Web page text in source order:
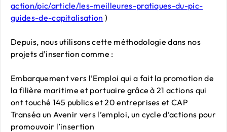
action/pic/article/les-meilleures-pratiques-du-pic-
guides-de-capitalisation )
Depuis, nous utilisons cette méthodologie dans nos
projets d’insertion comme :
Embarquement vers l’Emploi qui a fait la promotion de
la filière maritime et portuaire grâce à 21 actions qui
ont touché 145 publics et 20 entreprises et CAP
Transéa un Avenir vers l’emploi, un cycle d’actions pour
promouvoir l’insertion